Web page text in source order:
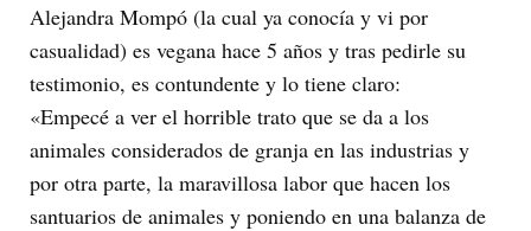
Alejandra Mompó (la cual ya conocía y vi por
casualidad) es vegana hace 5 años y tras pedirle su
testimonio, es contundente y lo tiene claro:
«Empecé a ver el horrible trato que se da a los
animales considerados de granja en las industrias y
por otra parte, la maravillosa labor que hacen los
santuarios de animales y poniendo en una balanza de